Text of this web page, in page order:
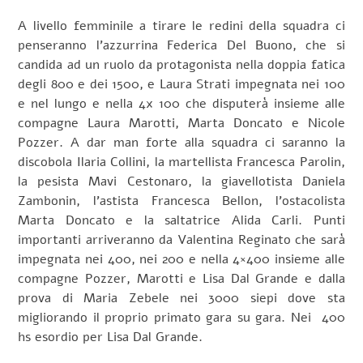
A livello femminile a tirare le redini della squadra ci
penseranno l’azzurrina Federica Del Buono, che si
candida ad un ruolo da protagonista nella doppia fatica
degli 800 e dei 1500, e Laura Strati impegnata nei 100
e nel lungo e nella 4x 100 che disputerà insieme alle
compagne Laura Marotti, Marta Doncato e Nicole
Pozzer. A dar man forte alla squadra ci saranno la
discobola Ilaria Collini, la martellista Francesca Parolin,
la pesista Mavi Cestonaro, la giavellotista Daniela
Zambonin, l’astista Francesca Bellon, l’ostacolista
Marta Doncato e la saltatrice Alida Carli. Punti
importanti arriveranno da Valentina Reginato che sarà
impegnata nei 400, nei 200 e nella 4×400 insieme alle
compagne Pozzer, Marotti e Lisa Dal Grande e dalla
prova di Maria Zebele nei 3000 siepi dove sta
migliorando il proprio primato gara su gara. Nei 400
hs esordio per Lisa Dal Grande.